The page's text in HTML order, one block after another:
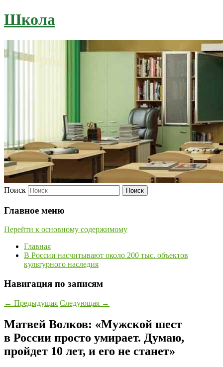
Школа
Поиск
Главное меню
Перейти к основному содержимому
Главная
В России насчитывают около 200 тыс. объектов
культурного наследия
Навигация по записям
← Предыдущая Следующая →
Матвей Волков: «Мужской шест
в России просто умирает. Думаю,
пройдет 10 лет, и его не станет»